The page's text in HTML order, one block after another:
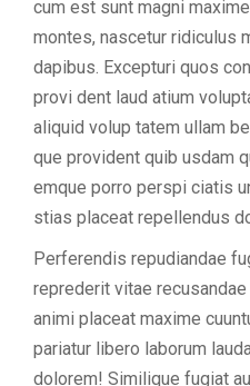
cum est sunt magni
montes, nascetur ridiculus
dapibus. Excepturi quos
provi dent laud atium
aliquid volup tatem ullam
que provident quib usdam
emque porro perspi ciatis
stias placeat repellendus
Perferendis repudiandae
reprederit vitae
animi placeat maxime
pariatur libero laborum
dolorem! Similique fugiat